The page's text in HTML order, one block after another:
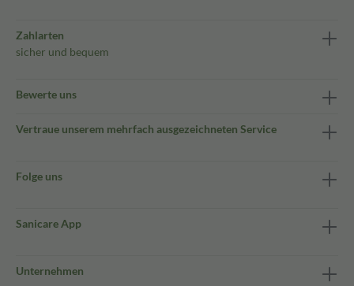
Zahlarten
sicher und bequem
Bewerte uns
Vertraue unserem mehrfach ausgezeichneten Service
Folge uns
Sanicare App
Unternehmen